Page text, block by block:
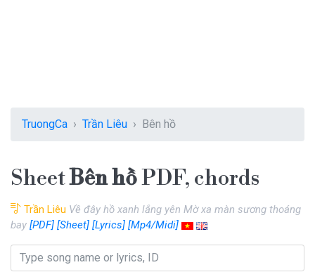
TruongCa Trần Liêu Bên hồ
SheetBên hồPDF, chords
Trần Liêu Về đây hồ xanh lắng yên Mờ xa màn sương thoáng
bay [PDF] [Sheet] [Lyrics] [Mp4/Midi]